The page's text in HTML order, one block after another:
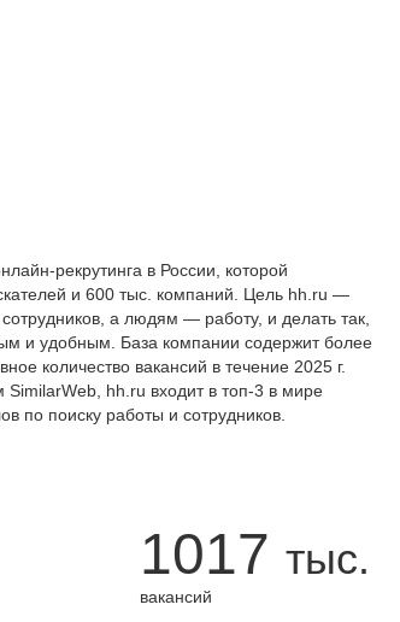
рекрутинга в России, которой
и 600 тыс. компаний. Цель hh.ru —
а людям — работу, и делать так,
и удобным. База компании содержит более
количество вакансий в течение 2025 г.
hh.ru входит в топ-3 в мире
по поиску работы и сотрудников.
1017 тыс.
вакансий